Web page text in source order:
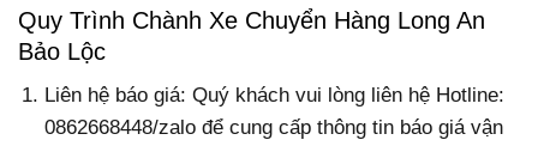
Quy Trình Chành Xe Chuyển Hàng Long An
Bảo Lộc
Liên hệ báo giá: Quý khách vui lòng liên hệ Hotline:
0862668448/zalo để cung cấp thông tin báo giá vận